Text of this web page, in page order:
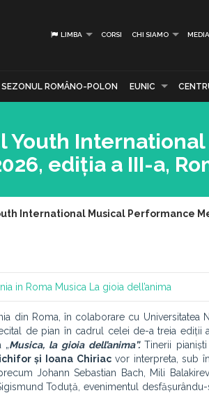
LIMBA CORSI CHI SIAMO MEDIA
SEZONUL ROMÂNO-POLON EUNIC
Youth International
ediția a III-a,
International Musical Performance
in Roma Musica La gioia dell’anima
din Roma, în colaborare cu Universitatea
de pian în cadrul celei de-a treia
„Musica, la gioia dell’anima”.Tinerii
și Ioana Chiriac vor interpreta,sub
Johann Sebastian Bach, Mili
Toduță, evenimentul